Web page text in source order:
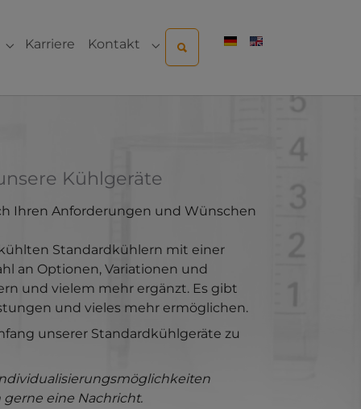
Submenu for "Sales & Service"
Karriere Kontakt
Submenu for "Kontakt"
Kühlgeräte
Ihren Anforderungen und Wünschen
Standardkühlern mit einer
an Optionen, Variationen und
und vielem mehr ergänzt. Es gibt
und vieles mehr ermöglichen.
unserer Standardkühlgeräte zu
eine Nachricht.